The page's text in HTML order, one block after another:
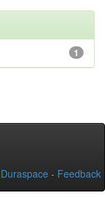
1
Duraspace - Feedback